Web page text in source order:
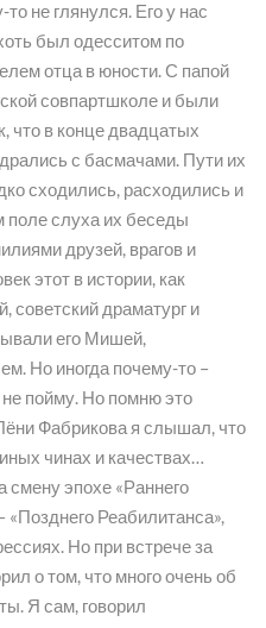
не глянулся. Его у нас
был одесситом по
отца в юности. С папой
совпартшколе и были
что в конце двадцатых
с басмачами. Пути их
сходились, расходились и
поле слуха их беседы
друзей, врагов и
этот в истории, как
советский драматург и
его Мишей,
Но иногда почему-то –
пойму. Но помню это
Фабрикова я слышал, что
чинах и качествах…
смену эпохе «Раннего
Реабилитанса»,
Но при встрече за
о том, что много очень об
Я сам, говорил